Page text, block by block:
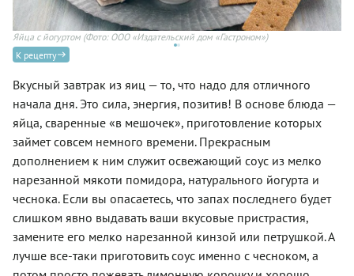
Яйца с йогуртом (Фото: ООО «Издательский дом «Гастроном»)
К рецепту
Вкусный завтрак из яиц — то, что надо для отличного
начала дня. Это сила, энергия, позитив! В основе блюда —
яйца, сваренные «в мешочек», приготовление которых
займет совсем немного времени. Прекрасным
дополнением к ним служит освежающий соус из мелко
нарезанной мякоти помидора, натурального йогурта и
чеснока. Если вы опасаетесь, что запах последнего будет
слишком явно выдавать ваши вкусовые пристрастия,
замените его мелко нарезанной кинзой или петрушкой. А
лучше все-таки приготовить соус именно с чесноком, а